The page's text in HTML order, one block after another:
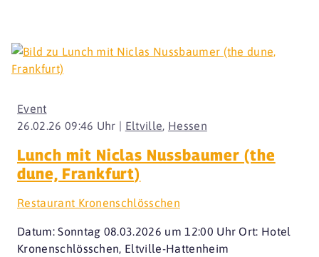
26.02.26 09:46 Uhr | Eltville Hessen
Event
Lunch mit Niclas Nussbaumer (the
dune, Frankfurt)
Restaurant Kronenschlösschen
Datum: Sonntag 08.03.2026 um 12:00 Uhr Ort: Hotel
Kronenschlösschen, Eltville-Hattenheim